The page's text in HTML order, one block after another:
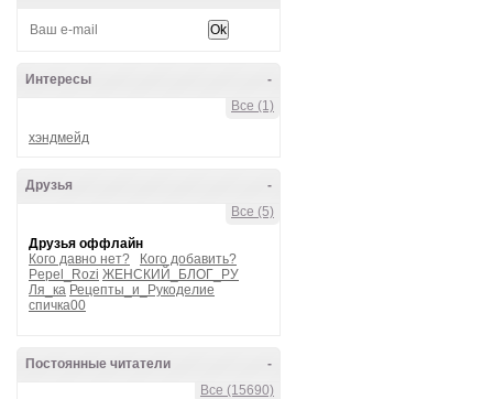
-
Интересы
Все (1)
хэндмейд
-
Друзья
Все (5)
Друзья оффлайн
Кого давно нет?
Кого добавить?
Pepel_Rozi ЖЕНСКИЙ_БЛОГ_РУ
Ля_ка Рецепты_и_Рукоделие
спичка00
-
Постоянные читатели
Все (15690)